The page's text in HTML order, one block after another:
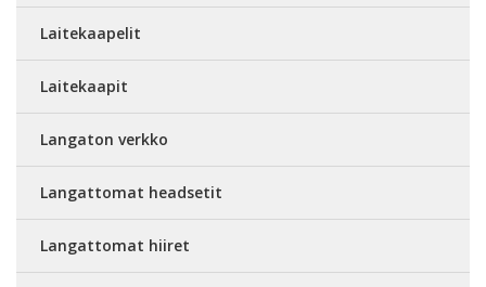
Laitekaapelit
Laitekaapit
Langaton verkko
Langattomat headsetit
Langattomat hiiret